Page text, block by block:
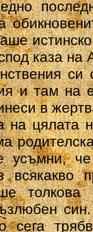
каза на
си
и там на
в
на цялата
усъмни,
всякакво
сега